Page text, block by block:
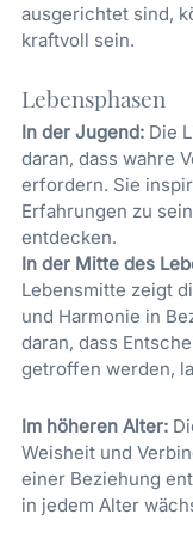
ausgerichtet sind,
kraftvoll sein.
Lebensphasen
In der Jugend: Die
daran, dass wahre
erfordern. Sie
Erfahrungen zu
entdecken.
In der Mitte des
Lebensmitte zeigt
und Harmonie in
daran, dass
getroffen werden,
Im höheren Alter:
Weisheit und
einer Beziehung
in jedem Alter